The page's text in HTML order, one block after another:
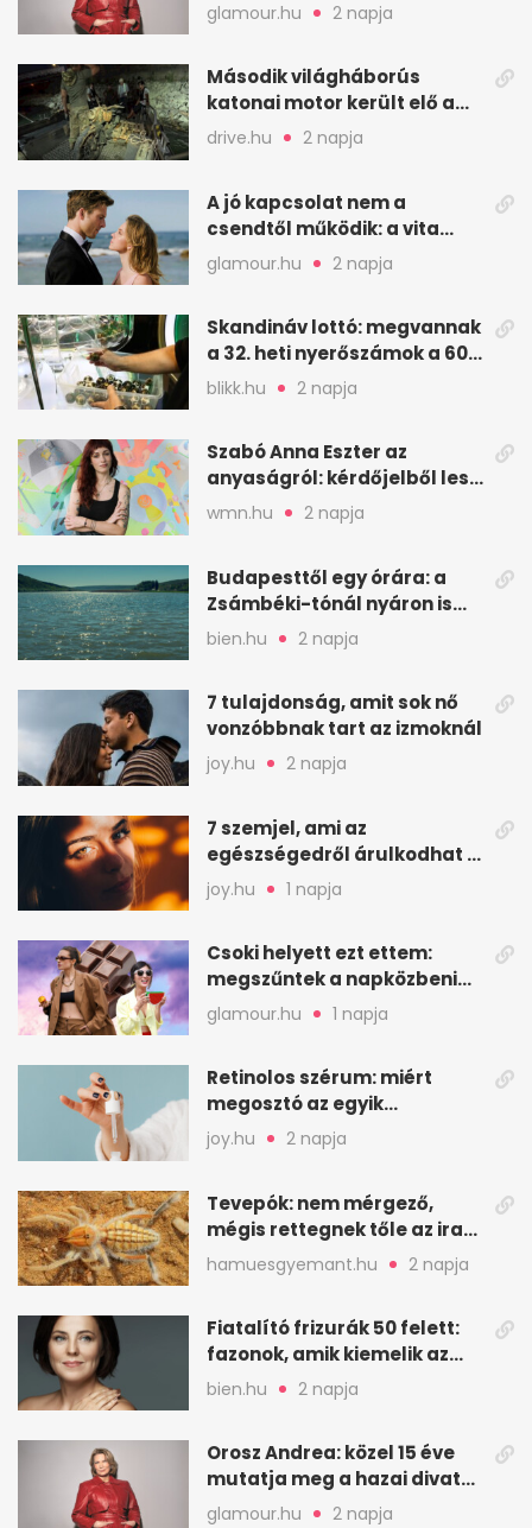
glamour.hu 2 napja
Második világháborús
katonai motor került elő a
Dunából a Batthyány térnél
drive.hu 2 napja
A jó kapcsolat nem a
csendtől működik: a vita
néha egészséges jel
glamour.hu 2 napja
Skandináv lottó: megvannak
a 32. heti nyerőszámok a 600
milliós játékhoz
blikk.hu 2 napja
Szabó Anna Eszter az
anyaságról: kérdőjelből lesz
valaha felkiáltójel?
wmn.hu 2 napja
Budapesttől egy órára: a
Zsámbéki-tónál nyáron is
van hely
bien.hu 2 napja
7 tulajdonság, amit sok nő
vonzóbbnak tart az izmoknál
joy.hu 2 napja
7 szemjel, ami az
egészségedről árulkodhat –
erre figyelj oda
joy.hu 1 napja
Csoki helyett ezt ettem:
megszűntek a napközbeni
nassolási rohamok
glamour.hu 1 napja
Retinolos szérum: miért
megosztó az egyik
leghatásosabb
öregedésgátló?
joy.hu 2 napja
Tevepók: nem mérgező,
mégis rettegnek tőle az iraki
sivatagban
hamuesgyemant.hu 2 napja
Fiatalító frizurák 50 felett:
fazonok, amik kiemelik az
arcodat
bien.hu 2 napja
Orosz Andrea: közel 15 éve
mutatja meg a hazai divat
arcait
glamour.hu 2 napja